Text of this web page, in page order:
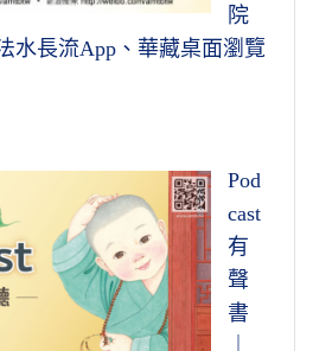
院
水長流App、華藏桌面瀏覽
Pod
cast
有
聲
書